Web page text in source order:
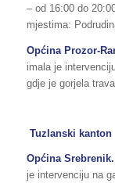
– od 16:00 do
mjestima:
Općina Prozor-
imala je
gdje je gorjela
Tuzlanski kanton
Općina Srebrenik.
je intervenciju na